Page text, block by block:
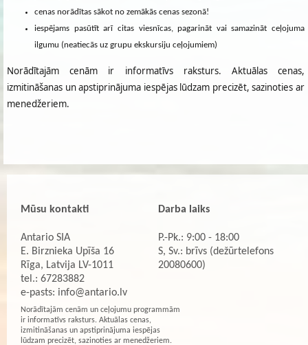
cenas norādītas sākot no zemākās cenas sezonā!
iespējams pasūtīt arī citas viesnīcas, pagarināt vai samazināt ceļojuma
ilgumu (neatiecās uz grupu ekskursiju ceļojumiem)
Norādītajām cenām ir informatīvs raksturs. Aktuālas cenas,
izmitināšanas un apstiprinājuma iespējas lūdzam precizēt, sazinoties ar
menedžeriem.
Mūsu kontakti
Antario SIA
E. Birznieka Upīša 16
Rīga, Latvija LV-1011
tel.: 67283882
e-pasts: info@antario.lv
Darba laiks
P.-Pk.: 9:00 - 18:00
S, Sv.: brīvs (dežūrtelefons
20080600)
Norādītajām cenām un ceļojumu programmām
ir informatīvs raksturs. Aktuālas cenas,
izmitināšanas un apstiprinājuma iespējas
lūdzam precizēt, sazinoties ar menedžeriem.